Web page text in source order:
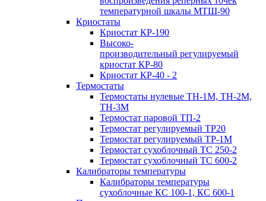
температурной шкалы МТШ-90
Криостаты
Криостат КР-190
Высоко-
производительный регулируемый
криостат КР-80
Криостат КР-40 - 2
Термостаты
Термостаты нулевые ТН-1М, ТН-2М,
ТН-3М
Термостат паровой ТП-2
Термостат регулируемый ТР20
Термостат регулируемый ТР-1М
Термостат сухоблочный ТС 250-2
Термостат сухоблочный ТС 600-2
Калибраторы температуры
Калибраторы температуры
сухоблочные КС 100-1, КС 600-1